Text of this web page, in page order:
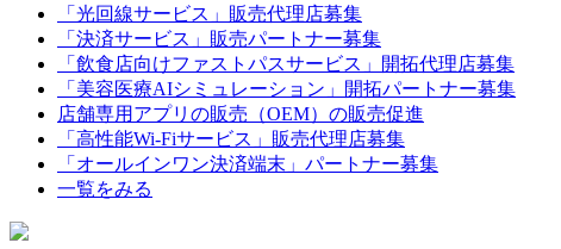
「光回線サービス」販売代理店募集
「決済サービス」販売パートナー募集
「飲食店向けファストパスサービス」開拓代理店募集
「美容医療AIシミュレーション」開拓パートナー募集
店舗専用アプリの販売（OEM）の販売促進
「高性能Wi-Fiサービス」販売代理店募集
「オールインワン決済端末」パートナー募集
一覧をみる